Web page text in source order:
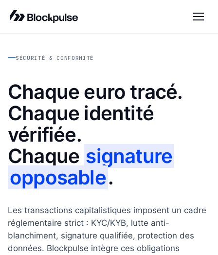
SÉCURITÉ & CONFORMITÉ
Chaque euro tracé.
Chaque identité
vérifiée.
Chaque signature
opposable.
Les transactions capitalistiques imposent un cadre
réglementaire strict : KYC/KYB, lutte anti-
blanchiment, signature qualifiée, protection des
données. Blockpulse intègre ces obligations